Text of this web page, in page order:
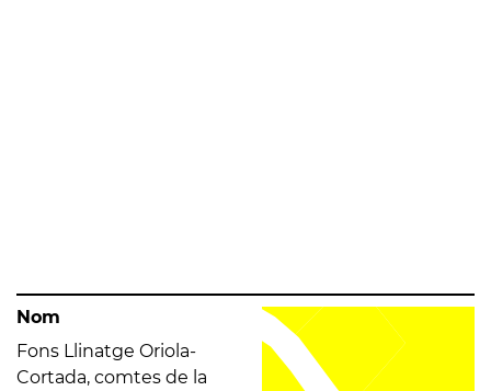
Nom
Fons Llinatge Oriola-
Cortada, comtes de la